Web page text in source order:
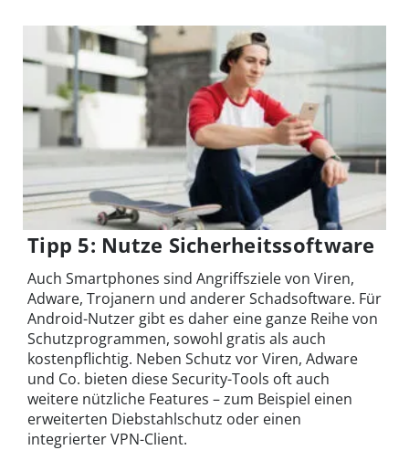
Tipp 5: Nutze Sicherheitssoftware
Auch Smartphones sind Angriffsziele von Viren,
Adware, Trojanern und anderer Schadsoftware. Für
Android-Nutzer gibt es daher eine ganze Reihe von
Schutzprogrammen, sowohl gratis als auch
kostenpflichtig. Neben Schutz vor Viren, Adware
und Co. bieten diese Security-Tools oft auch
weitere nützliche Features – zum Beispiel einen
erweiterten Diebstahlschutz oder einen
integrierter VPN-Client.